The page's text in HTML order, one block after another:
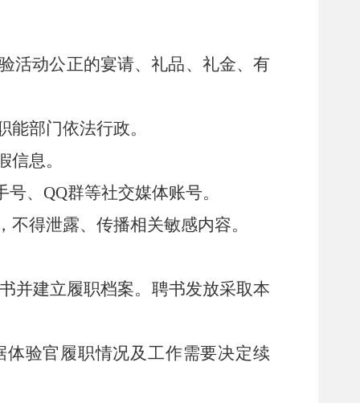
活动公正的宴请、礼品、礼金、有
部门依法行政。
息。
、 QQ群等社交媒体账号。
不得泄露、传播相关敏感内容。
并建立履职档案。聘书发放采取本
验官履职情况及工作需要决定续